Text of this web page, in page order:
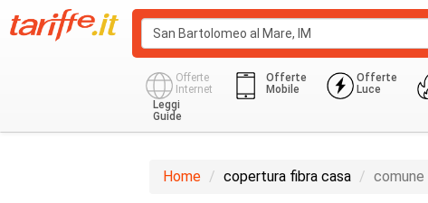
Offerte
Internet
Offerte
Mobile
Offerte
Luce
Leggi
Guide
Home copertura fibra casa comune